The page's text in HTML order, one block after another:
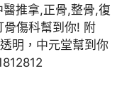
推拿,正骨,整骨,復
骨傷科幫到你! 附
明，中元堂幫到你